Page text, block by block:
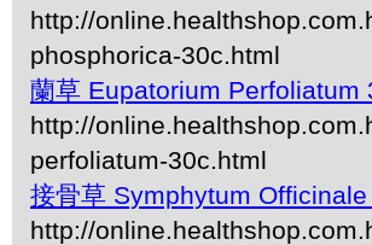
http://
phosphorica-30c.html
蘭草 Eupatorium Perfoliatum
http://
perfoliatum-30c.html
接骨草 Symphytum Officinale
http://